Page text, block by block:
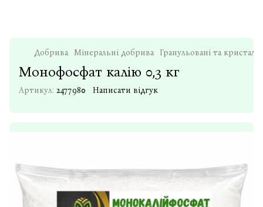
Добрива Мінеральні добрива Гранульовані та
Монофосфат калію 0,3 кг
Артикул: 2477980 Написати відгук